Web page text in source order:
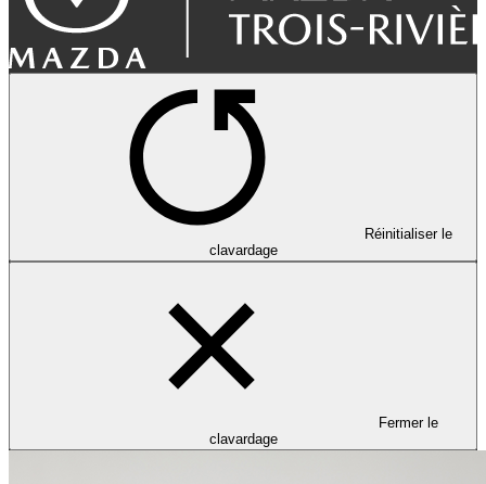
Réinitialiser le
clavardage
Fermer le
clavardage